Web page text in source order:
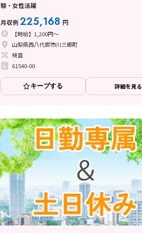
験・女性活躍
月収例225,168 円
【時給】1,200円～
山梨県西八代郡市川三郷町
検査
61540-00
キープする 詳細を見る